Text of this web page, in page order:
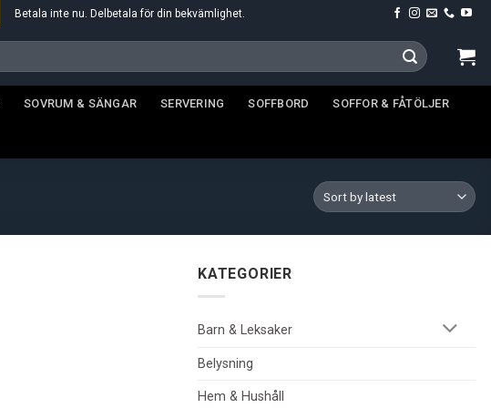
Betala inte nu. Delbetala för din bekvämlighet.
SOVRUM & SÄNGAR SERVERING SOFFBORD SOFFOR & FÅTÖLJER
KATEGORIER
Barn & Leksaker
Belysning
Hem & Hushåll